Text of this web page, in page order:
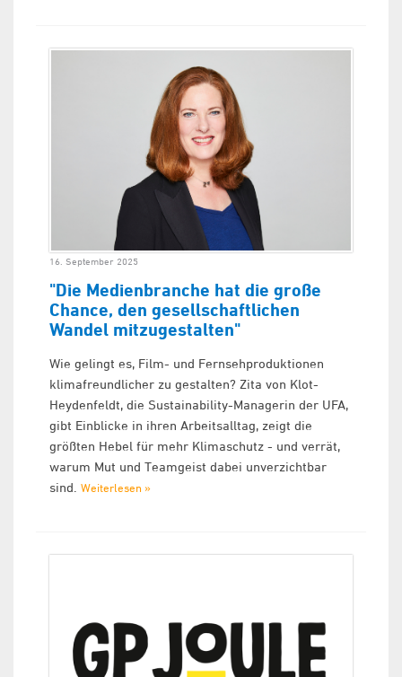
16. September 2025
"Die Medienbranche hat die große
Chance, den gesellschaftlichen
Wandel mitzugestalten"
Wie gelingt es, Film- und Fernsehproduktionen
klimafreundlicher zu gestalten? Zita von Klot-
Heydenfeldt, die Sustainability-Managerin der UFA,
gibt Einblicke in ihren Arbeitsalltag, zeigt die
größten Hebel für mehr Klimaschutz - und verrät,
warum Mut und Teamgeist dabei unverzichtbar
sind. Weiterlesen »